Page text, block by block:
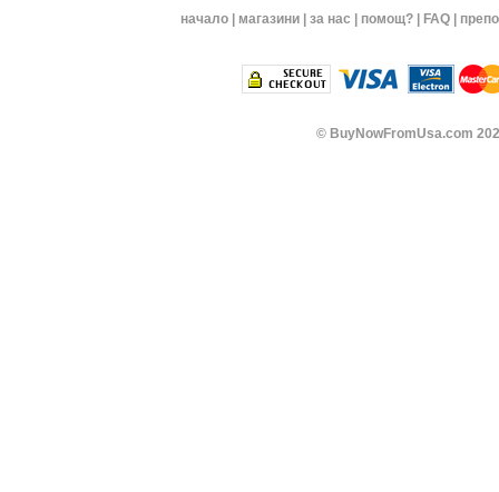
начало магазини за нас помощ? FAQ
© BuyNowFromUsa.com